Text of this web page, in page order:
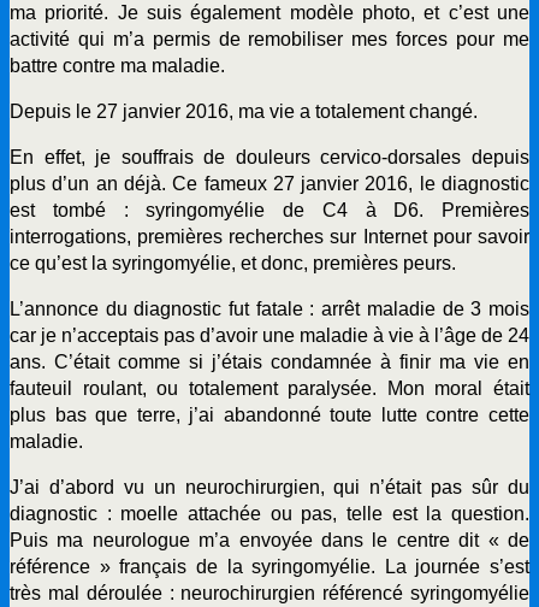
ma priorité. Je suis également modèle photo, et c’est une
activité qui m’a permis de remobiliser mes forces pour me
battre contre ma maladie.
Depuis le 27 janvier 2016, ma vie a totalement changé.
En effet, je souffrais de douleurs cervico-dorsales depuis
plus d’un an déjà. Ce fameux 27 janvier 2016, le diagnostic
est tombé : syringomyélie de C4 à D6. Premières
interrogations, premières recherches sur Internet pour savoir
ce qu’est la syringomyélie, et donc, premières peurs.
L’annonce du diagnostic fut fatale : arrêt maladie de 3 mois
car je n’acceptais pas d’avoir une maladie à vie à l’âge de 24
ans. C’était comme si j’étais condamnée à finir ma vie en
fauteuil roulant, ou totalement paralysée. Mon moral était
plus bas que terre, j’ai abandonné toute lutte contre cette
maladie.
J’ai d’abord vu un neurochirurgien, qui n’était pas sûr du
diagnostic : moelle attachée ou pas, telle est la question.
Puis ma neurologue m’a envoyée dans le centre dit « de
référence » français de la syringomyélie. La journée s’est
très mal déroulée : neurochirurgien référencé syringomyélie